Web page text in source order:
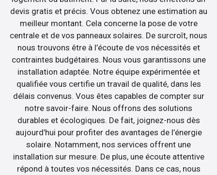
devis gratis et précis. Vous obtenez une estimation au
meilleur montant. Cela concerne la pose de votre
centrale et de vos panneaux solaires. De surcroît, nous
nous trouvons être à l’écoute de vos nécessités et
contraintes budgétaires. Nous vous garantissons une
installation adaptée. Notre équipe expérimentée et
qualifiée vous certifie un travail de qualité, dans les
délais convenus. Vous êtes capables de compter sur
notre savoir-faire. Nous offrons des solutions
durables et écologiques. De fait, joignez-nous dès
aujourd’hui pour profiter des avantages de l’énergie
solaire. Notamment, nos services offrent une
installation sur mesure. De plus, une écoute attentive
répond à toutes vos nécessités. Dans ce cas, nous